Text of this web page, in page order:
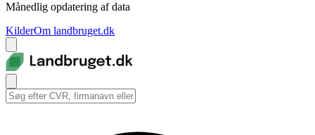
Månedlig opdatering af data
KilderOm landbruget.dk